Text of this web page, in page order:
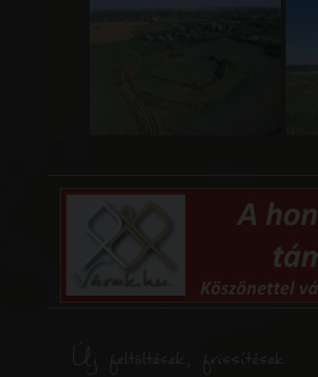
Új feltöltések, frissítések